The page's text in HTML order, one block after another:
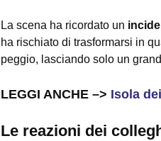
La scena ha ricordato un
ha rischiato di trasformarsi in
peggio, lasciando solo un
LEGGI ANCHE –> Isola
Le reazioni dei